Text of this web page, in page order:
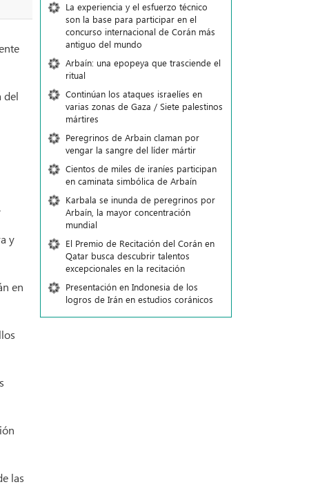
del
y
en
las
La experiencia y el esfuerzo técnico
son la base para participar en el
concurso internacional de Corán más
antiguo del mundo
Arbaín: una epopeya que trasciende el
ritual
Continúan los ataques israelíes en
varias zonas de Gaza / Siete palestinos
mártires
Peregrinos de Arbain claman por
vengar la sangre del líder mártir
Cientos de miles de iraníes participan
en caminata simbólica de Arbaín
Karbala se inunda de peregrinos por
Arbaín, la mayor concentración
mundial
El Premio de Recitación del Corán en
Qatar busca descubrir talentos
excepcionales en la recitación
Presentación en Indonesia de los
logros de Irán en estudios coránicos